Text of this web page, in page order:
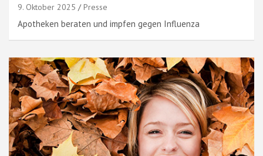
9. Oktober 2025 Presse
Apotheken beraten und impfen gegen Influenza